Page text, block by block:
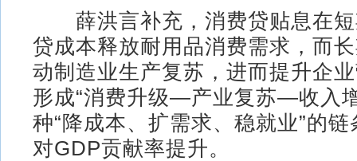
薛洪言补充，消费贷贴息在短
贷成本释放耐用品消费需求，而
动制造业生产复苏，进而提升企
形成“消费升级—产业复苏—收入
种“降成本、扩需求、稳就业”的
对GDP贡献率提升。